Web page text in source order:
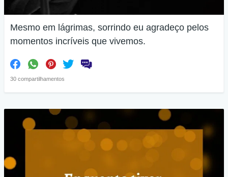
Mesmo em lágrimas, sorrindo eu agradeço pelos
momentos incríveis que vivemos.
30 compartilhamentos